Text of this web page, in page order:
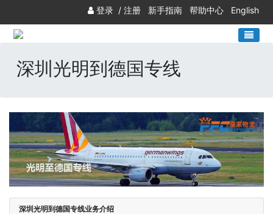
登录 / 注册 新手指南 帮助中心 English
深圳光明到德国专线
深圳光明到德国专线业务介绍